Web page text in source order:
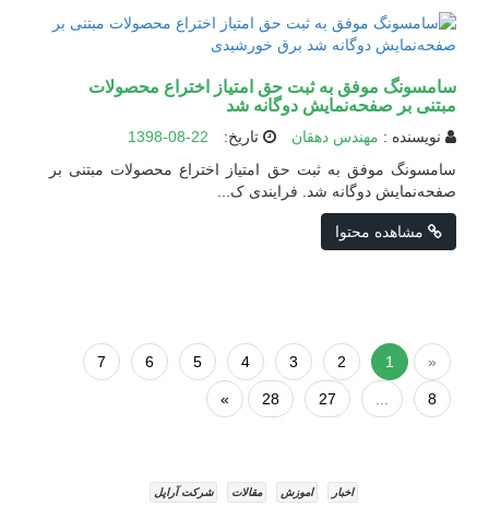
سامسونگ موفق به ثبت حق امتیاز اختراع محصولات
مبتنی بر صفحه‌نمایش دوگانه شد
نویسنده : مهندس دهقان تاریخ:
1398-08-22
سامسونگ موفق به ثبت حق امتیاز اختراع محصولات مبتنی بر
صفحه‌نمایش دوگانه شد. فرایندی ک...
مشاهده محتوا
«
1
2
3
4
5
6
7
8
27
28
»
اخبار اموزش مقالات شرکت آراپل